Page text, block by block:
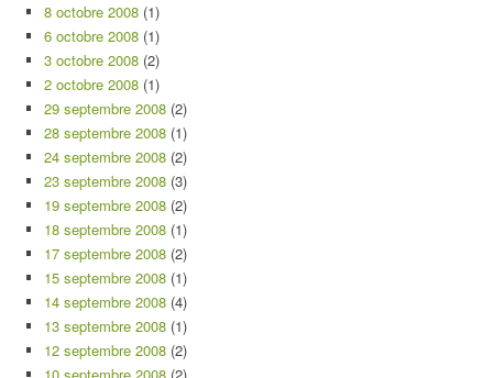
8 octobre 2008 (1)
6 octobre 2008 (1)
3 octobre 2008 (2)
2 octobre 2008 (1)
29 septembre 2008 (2)
28 septembre 2008 (1)
24 septembre 2008 (2)
23 septembre 2008 (3)
19 septembre 2008 (2)
18 septembre 2008 (1)
17 septembre 2008 (2)
15 septembre 2008 (1)
14 septembre 2008 (4)
13 septembre 2008 (1)
12 septembre 2008 (2)